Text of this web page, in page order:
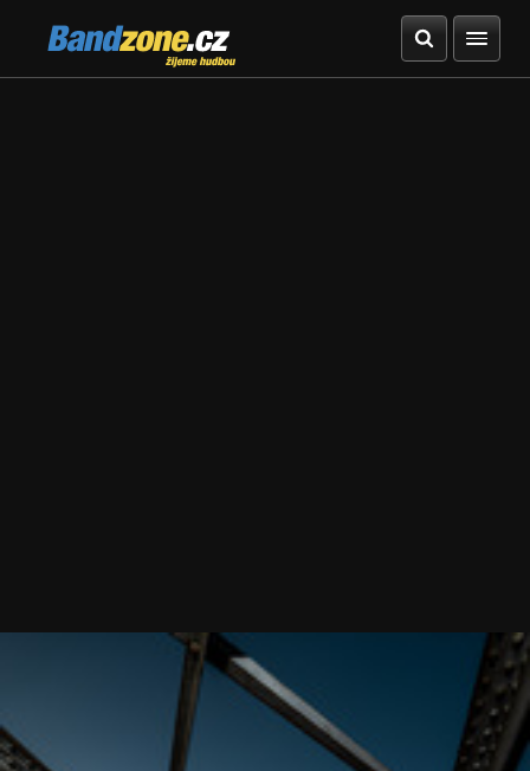
Bandzone.cz
žijeme hudbou